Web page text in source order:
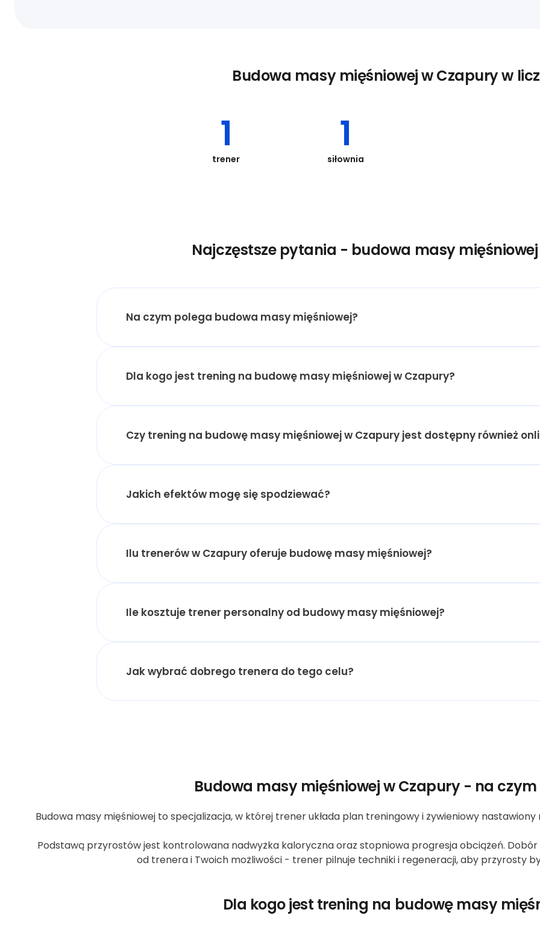
Budowa masy mięśniowej w Czapury w
1
trener
1
siłownia
Najczęstsze pytania - budowa masy
Na czym polega budowa masy mięśniowej?
Dla kogo jest trening na budowę masy mięśniowej w Czapury?
Czy trening na budowę masy mięśniowej w Czapury jest dostępny również
Jakich efektów mogę się spodziewać?
Ilu trenerów w Czapury oferuje budowę masy mięśniowej?
Ile kosztuje trener personalny od budowy masy mięśniowej?
Jak wybrać dobrego trenera do tego celu?
Budowa masy mięśniowej w Czapury - na
Budowa masy mięśniowej to specjalizacja, w której trener układa plan treningowy i żywieniowy nastawiony
Podstawą przyrostów jest kontrolowana nadwyżka kaloryczna oraz stopniowa progresja obciążeń.
od trenera i Twoich możliwości - trener pilnuje techniki i regeneracji, aby przyrosty
Dla kogo jest trening na budowę masy